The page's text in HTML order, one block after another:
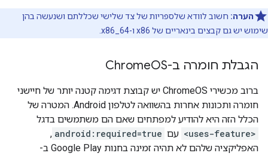
הערה: חשוב לוודא שלספריות של צד שלישי שכללתם ושנעשה בהן
שימוש יש גם קבצים בינאריים של x86 ו-x86_64.
הגבלת חומרה ב-ChromeOS
ברוב מכשירי ChromeOS יש קבוצת דגימה קטנה יותר של חיישני
חומרה ותכונות אחרות בהשוואה לטלפון Android. המטרה של
הכלל הזה היא להודיע למפתחים שאם הם משתמשים בדגל
<uses-feature> עם android:required=true
,
האפליקציה שלהם לא תהיה זמינה בחנות Google Play ב-